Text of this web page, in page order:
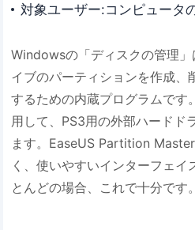
対象ユーザー:コンピュータ
Windowsの「ディスクの管理
イブのパーティションを作成、
するための内蔵プログラムです
用して、PS3用の外部ハードド
ます。EaseUS Partition
く、使いやすいインターフェイ
とんどの場合、これで十分です。